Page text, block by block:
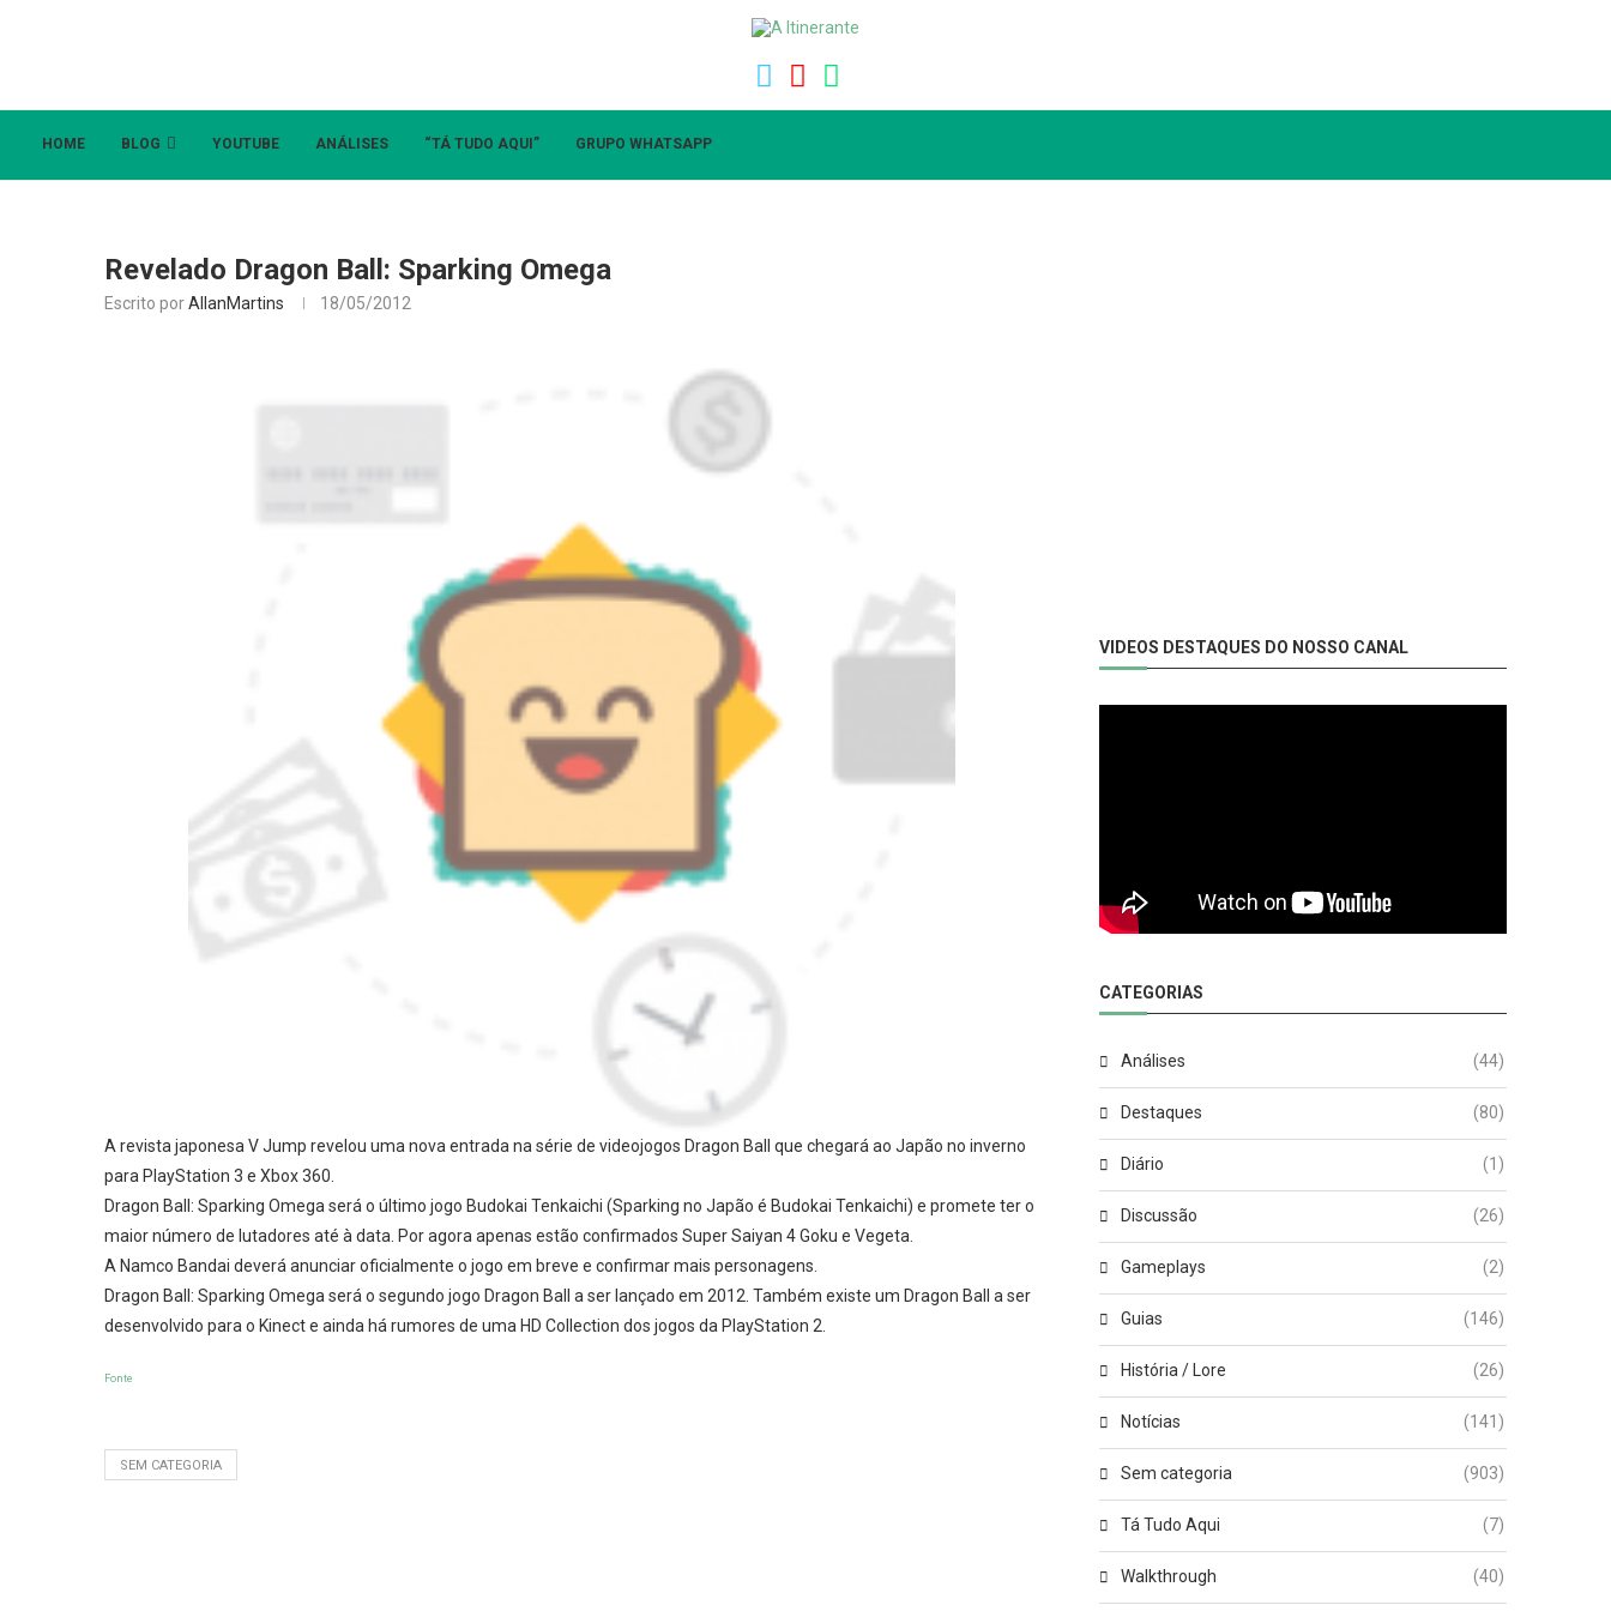
HOME BLOG YOUTUBE ANÁLISES “TÁ TUDO AQUI” GRUPO WHATSAPP
Revelado Dragon Ball: Sparking Omega
Escrito porAllanMartins 18/05/2012
A revista japonesa V Jump revelou uma nova entrada na série de videojogos Dragon Ball que chegará ao Japão no inverno
para PlayStation 3 e Xbox 360.
Dragon Ball: Sparking Omega será o último jogo Budokai Tenkaichi (Sparking no Japão é Budokai Tenkaichi) e promete ter o
maior número de lutadores até à data. Por agora apenas estão confirmados Super Saiyan 4 Goku e Vegeta.
A Namco Bandai deverá anunciar oficialmente o jogo em breve e confirmar mais personagens.
Dragon Ball: Sparking Omega será o segundo jogo Dragon Ball a ser lançado em 2012. Também existe um Dragon Ball a ser
desenvolvido para o Kinect e ainda há rumores de uma HD Collection dos jogos da PlayStation 2.
Fonte
SEM CATEGORIA
VIDEOS DESTAQUES DO NOSSO CANAL
CATEGORIAS
Análises (44)
Destaques (80)
Diário (1)
Discussão (26)
Gameplays (2)
Guias (146)
História / Lore (26)
Notícias (141)
Sem categoria (903)
Tá Tudo Aqui (7)
Walkthrough (40)